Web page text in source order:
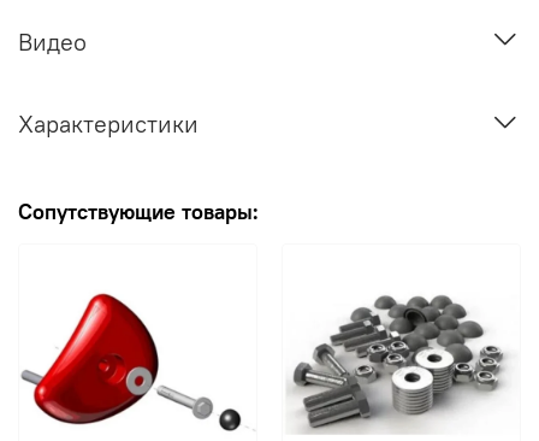
Видео
Характеристики
Сопутствующие товары: